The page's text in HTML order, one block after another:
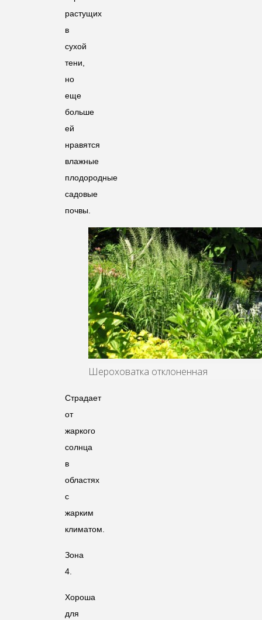
растущих
в
сухой
тени,
но
еще
больше
ей
нравятся
влажные
плодородные
садовые
почвы.
Шероховатка отклоненная
Страдает
от
жаркого
солнца
в
областях
с
жарким
климатом.
Зона
4.
Хороша
для